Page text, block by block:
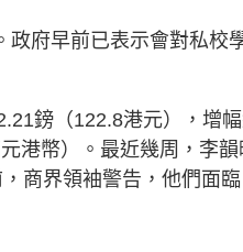
政府早前已表示會對私校
鎊（122.8港元），增
港幣）。最近幾周，李韻
商界領袖警告，他們面臨